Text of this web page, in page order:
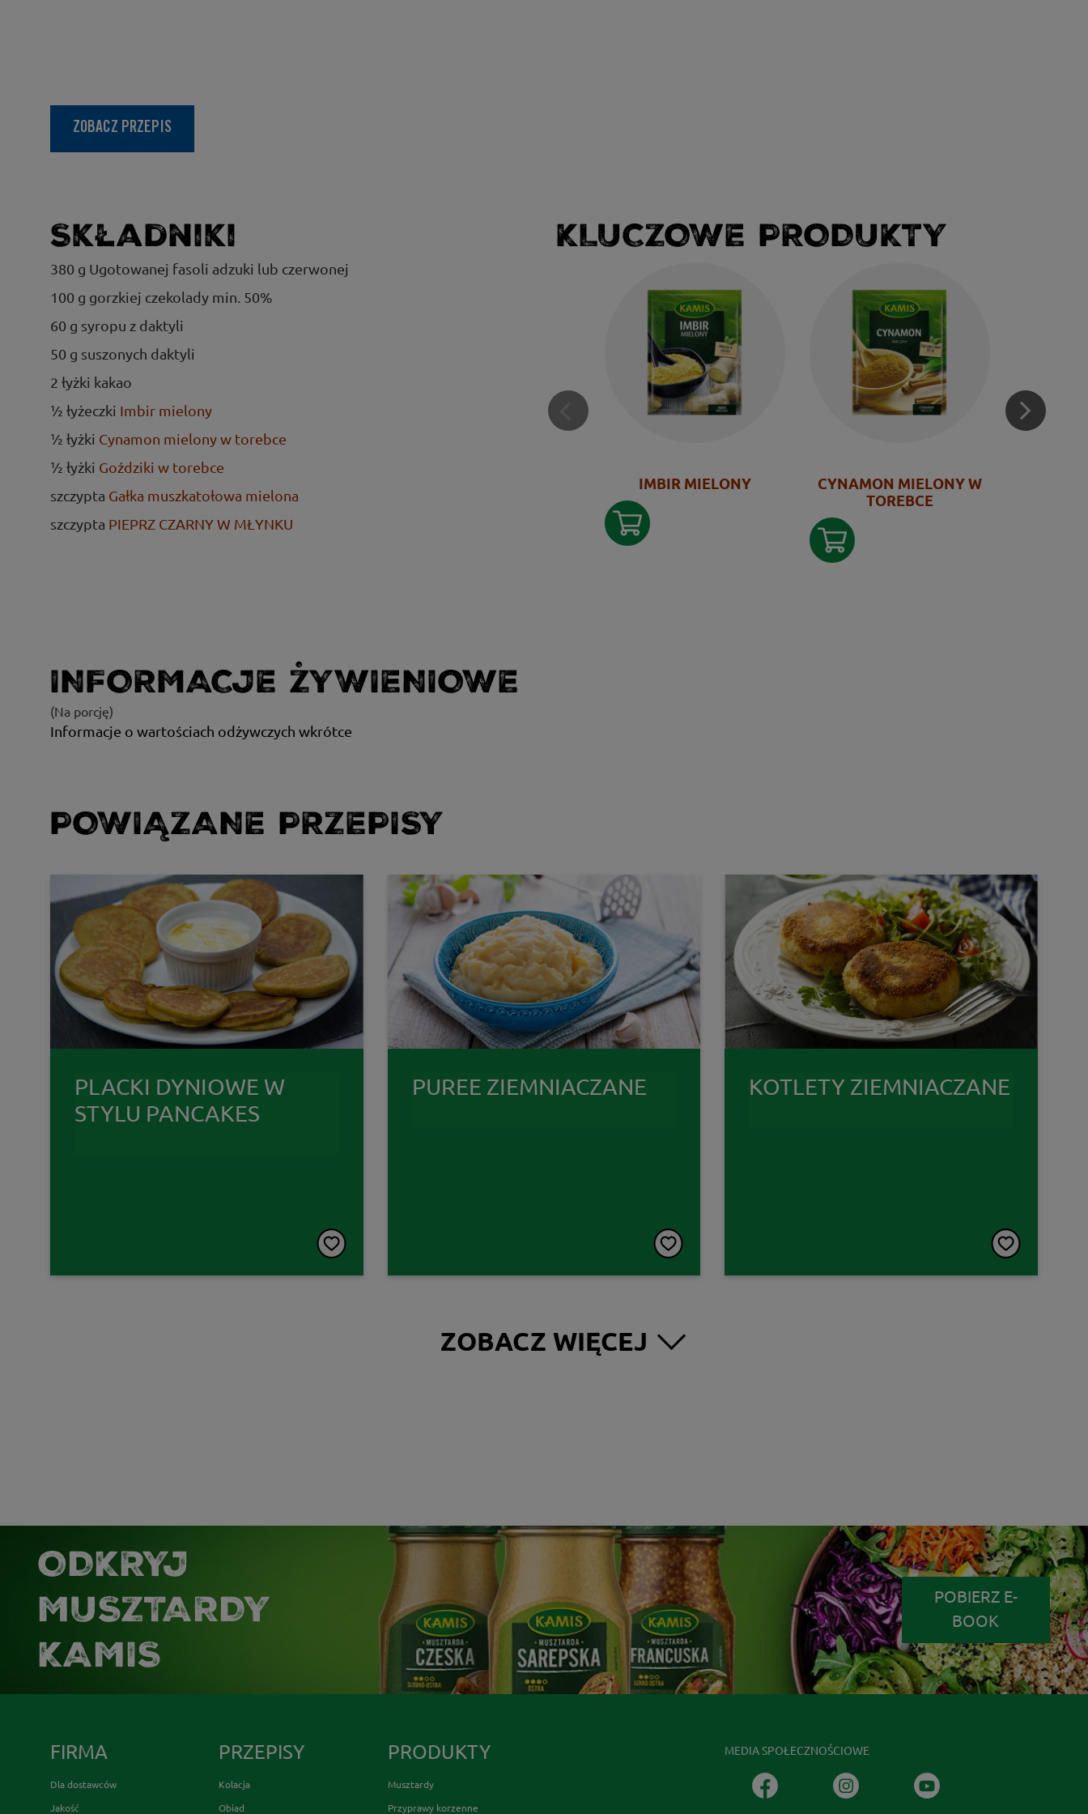
ZOBACZ PRZEPIS
Składniki
380 g Ugotowanej fasoli adzuki lub czerwonej
100 g gorzkiej czekolady min. 50%
60 g syropu z daktyli
50 g suszonych daktyli
2 łyżki kakao
½ łyżeczki Imbir mielony
½ łyżki Cynamon mielony w torebce
½ łyżki Goździki w torebce
szczypta Gałka muszkatołowa mielona
szczypta PIEPRZ CZARNY W MŁYNKU
KLUCZOWE PRODUKTY
IMBIR MIELONY
CYNAMON MIELONY W
TOREBCE
INFORMACJE ŻYWIENIOWE
(Na porcję)
Informacje o wartościach odżywczych wkrótce
POWIĄZANE PRZEPISY
PLACKI DYNIOWE W
STYLU PANCAKES
PUREE ZIEMNIACZANE KOTLETY ZIEMNIACZANE
ZOBACZ WIĘCEJ
ODKRYJ
MUSZTARDY
KAMIS
POBIERZ E-
BOOK
FIRMA
Dla dostawców
Jakość
PRZEPISY
Kolacja
Obiad
PRODUKTY
Musztardy
Przyprawy korzenne
MEDIA SPOŁECZNOŚCIOWE